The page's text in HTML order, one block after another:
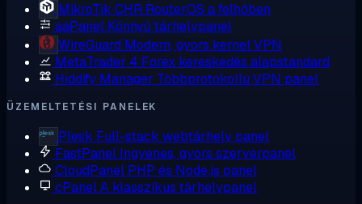
MikroTik CHR RouterOS a felhőben
aaPanel Könnyű tárhelypanel
WireGuard Modern, gyors kernel VPN
MetaTrader 4 Forex kereskedés alapstandard
Hiddify Manager Többprotokollú VPN panel
ÜZEMELTETÉSI PANELEK
Plesk Full-stack webtárhely panel
FastPanel Ingyenes, gyors szerverpanel
CloudPanel PHP és Node.js panel
cPanelA klasszikus tárhelypanel